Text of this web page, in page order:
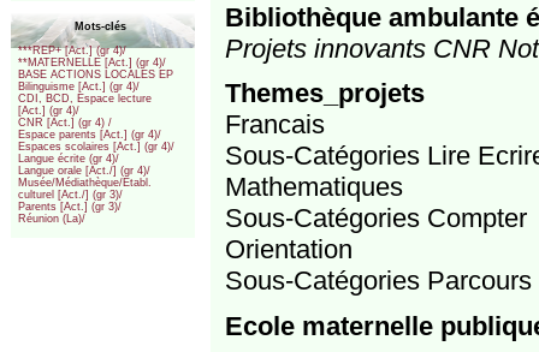
Mots-clés
***REP+ [Act.] (gr 4)/
**MATERNELLE [Act.] (gr 4)/
BASE ACTIONS LOCALES EP
Bilinguisme [Act.] (gr 4)/
CDI, BCD, Espace lecture
[Act.] (gr 4)/
CNR [Act.] (gr 4) /
Espace parents [Act.] (gr 4)/
Espaces scolaires [Act.] (gr 4)/
Langue écrite (gr 4)/
Langue orale [Act./] (gr 4)/
Musée/Médiathèque/Etabl.
culturel [Act./] (gr 3)/
Parents [Act.] (gr 3)/
Réunion (La)/
Bibliothèque ambulante
Projets innovants CNR
Themes_projets
Francais
Sous-Catégories Lire
Mathematiques
Sous-Catégories Compter
Orientation
Sous-Catégories Parcours
Ecole maternelle